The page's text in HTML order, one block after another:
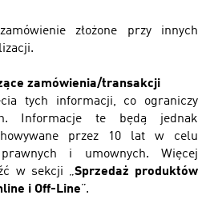
złożone przy innych
zamówienia/transakcji
tych informacji, co ograniczy
Informacje te będą jednak
przez 10 lat w celu
i umownych. Więcej
w sekcji „Sprzedaż produktów
i Off-Line”.